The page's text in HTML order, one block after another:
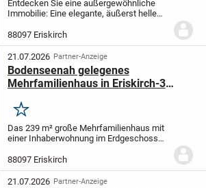
Entdecken Sie eine außergewöhnliche
Immobilie: Eine elegante, äußerst helle
Maisonette-Wohnung, die durch ihre
hochwertige Ausstattung und
durchdachten Details...
88097 Eriskirch
21.07.2026 Partner-Anzeige
Bodenseenah gelegenes
Mehrfamilienhaus in Eriskirch-3
Merken
Das 239 m² große Mehrfamilienhaus mit
einer Inhaberwohnung im Erdgeschoss
Dachgeschoss bzw. Untergeschoss
befindet sich in sehr ruhiger und sonniger
Lage auf einem Grundstück...
88097 Eriskirch
21.07.2026 Partner-Anzeige